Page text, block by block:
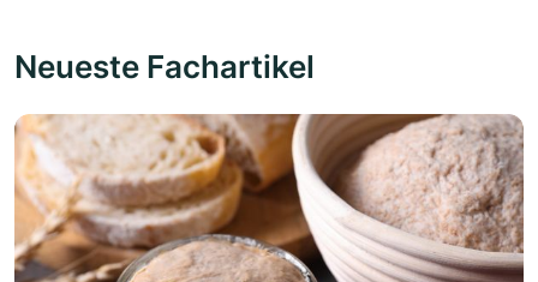
Neueste Fachartikel